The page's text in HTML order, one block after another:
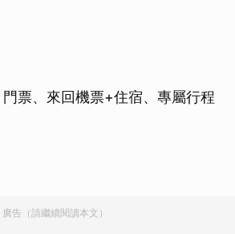
票、來回機票+住宿、專屬行程
廣告（請繼續閱讀本文）